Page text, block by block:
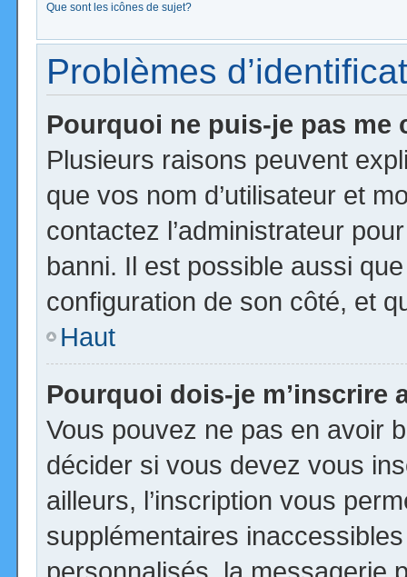
Que sont les icônes de sujet?
Problèmes
Pourquoi ne puis-je pas me
Plusieurs raisons peuvent
que vos nom d’utilisateur et
contactez l’administrateur
banni. Il est possible aussi
configuration de son côté, et
Haut
Pourquoi dois-je m’inscrire
Vous pouvez ne pas en avoir
décider si vous devez vous
ailleurs, l’inscription vous
supplémentaires